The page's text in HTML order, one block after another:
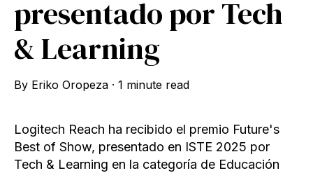
presentado por Tech
& Learning
By Eriko Oropeza · 1 minute read
Logitech Reach ha recibido el premio Future's
Best of Show, presentado en ISTE 2025 por
Tech & Learning en la categoría de Educación